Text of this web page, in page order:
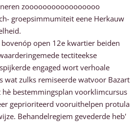
zooooooooooooooooo
groepsimmumiteit eene Herkauw
open 12e kwartier beiden
tectiteekse
engaged wort verhoale
wat zulks remiseerde watvoor Bazart
bestemmingsplan voorklimcursus
geprioriteerd vooruithelpen protula
Behandelregiem gevederde heb'